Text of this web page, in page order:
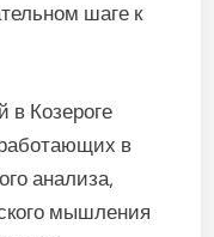
шаге к
в Козероге
в
анализа,
мышления